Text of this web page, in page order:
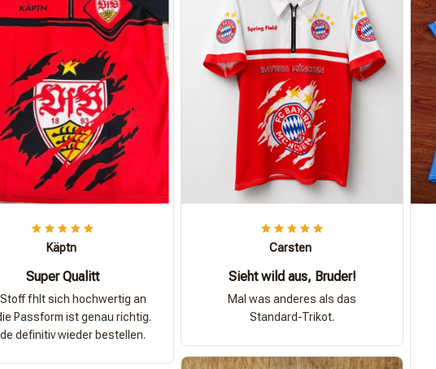
Käptn
Super Qualitt
Stoff fhlt sich hochwertig an
Passform ist genau richtig.
definitiv wieder bestellen.
Carsten
Sieht wild aus, Bruder!
Mal was anderes als das
Standard-Trikot.